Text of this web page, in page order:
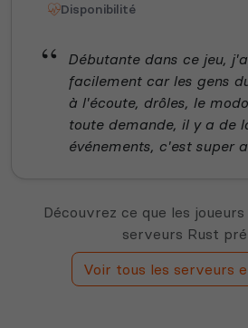
Disponibilité
Débutante dans ce jeu,
facilement car les gens
à l'écoute, drôles, le
toute demande, il y a de
événements, c'est super
Découvrez ce que les
serveurs Rust
Voir tous les serveurs